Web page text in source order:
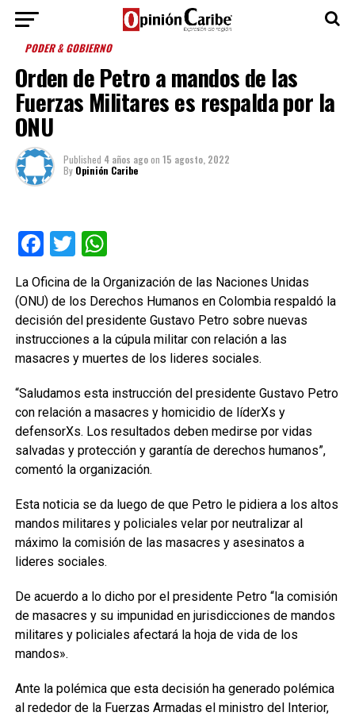
PODER & GOBIERNO
Orden de Petro a mandos de las
Fuerzas Militares es respalda por la
ONU
Published 4 años agoon 15 agosto, 2022
By Opinión Caribe
Facebook
TwitterWhatsApp
La Oficina de la Organización de las Naciones Unidas
(ONU) de los Derechos Humanos en Colombia respaldó la
decisión del presidente Gustavo Petro sobre nuevas
instrucciones a la cúpula militar con relación a las
masacres y muertes de los lideres sociales.
“Saludamos esta instrucción del presidente Gustavo Petro
con relación a masacres y homicidio de líderXs y
defensorXs. Los resultados deben medirse por vidas
salvadas y protección y garantía de derechos humanos”,
comentó la organización.
Esta noticia se da luego de que Petro le pidiera a los altos
mandos militares y policiales velar por neutralizar al
máximo la comisión de las masacres y asesinatos a
lideres sociales.
De acuerdo a lo dicho por el presidente Petro “la comisión
de masacres y su impunidad en jurisdicciones de mandos
militares y policiales afectará la hoja de vida de los
mandos».
Ante la polémica que esta decisión ha generado polémica
al rededor de la Fuerzas Armadas el ministro del Interior,